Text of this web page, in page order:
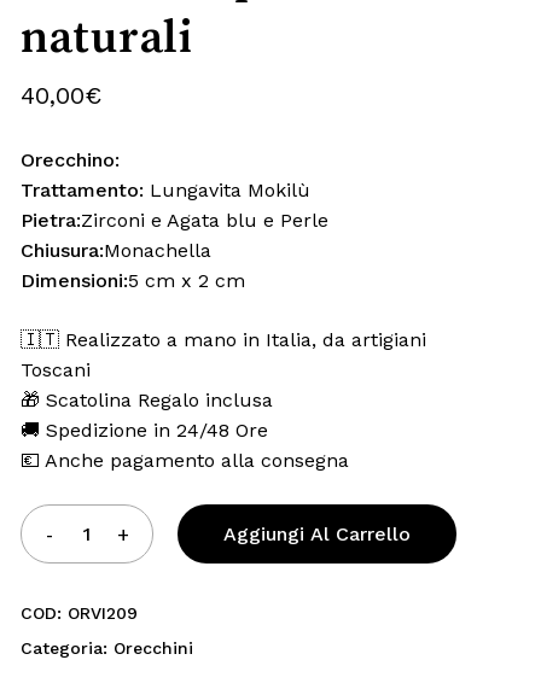
naturali
40,00€
Orecchino:
Trattamento: Lungavita Mokilù
Pietra:Zirconi e Agata blu e Perle
Chiusura:Monachella
Dimensioni:5 cm x 2 cm
🇮🇹 Realizzato a mano in Italia, da artigiani
Toscani
🎁 Scatolina Regalo inclusa
🚚 Spedizione in 24/48 Ore
💶 Anche pagamento alla consegna
Aggiungi Al Carrello
COD: ORVI209
Categoria: Orecchini
e sito web in questo browser per la prossima volta che